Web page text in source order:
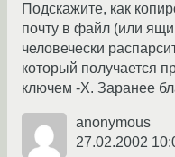
Подскажите, как
почту в файл (или
человечески
который получается
ключем -X. Заранее
anonymous
27.02.2002